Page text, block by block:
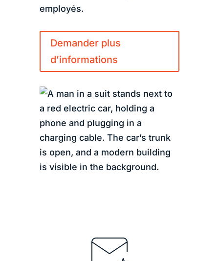
employés.
Demander plus
d’informations